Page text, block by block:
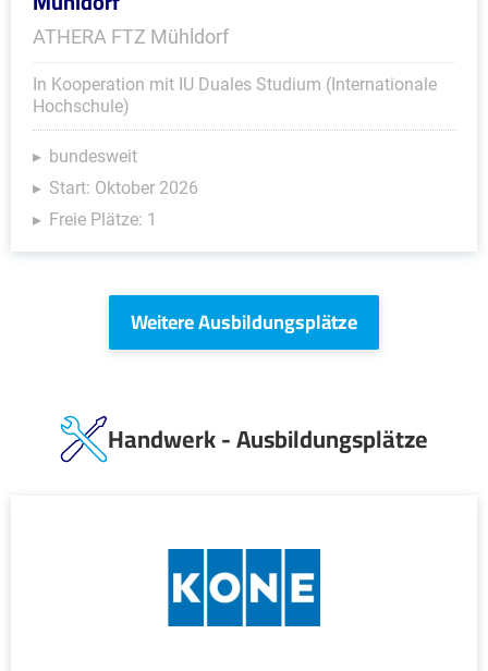
ATHERA FTZ Mühldorf
In Kooperation mit IU Duales Studium (Internationale
Hochschule)
bundesweit
Start: Oktober 2026
Freie Plätze: 1
Weitere Ausbildungsplätze
Handwerk - Ausbildungsplätze